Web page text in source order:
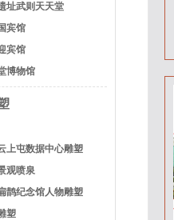
址武则天天堂
宾馆
宾馆
博物馆
上屯数据中心雕塑
观喷泉
鹊纪念馆人物雕塑
塑